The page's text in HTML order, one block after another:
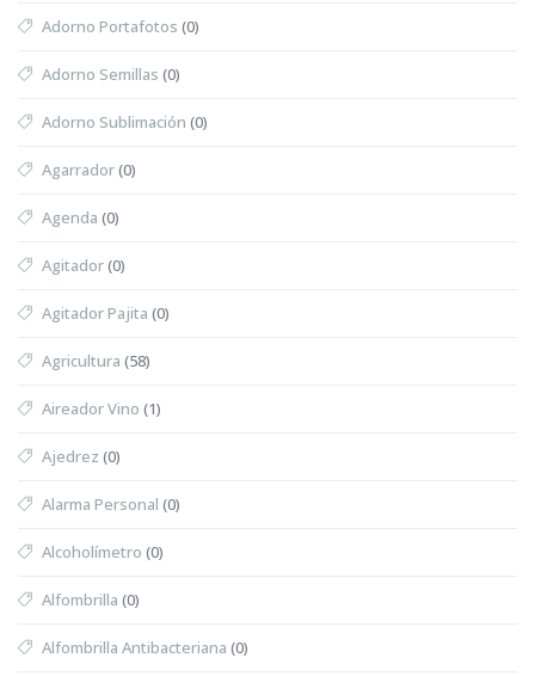
Adorno Portafotos (0)
Adorno Semillas (0)
Adorno Sublimación (0)
Agarrador(0)
Agenda (0)
Agitador(0)
Agitador Pajita (0)
Agricultura (58)
Aireador Vino (1)
Ajedrez (0)
Alarma Personal (0)
Alcoholímetro (0)
Alfombrilla (0)
Alfombrilla Antibacteriana (0)